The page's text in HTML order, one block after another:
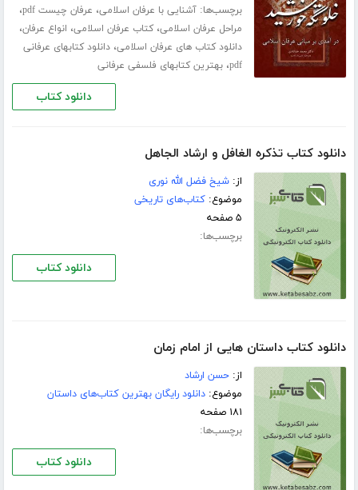
برچسب‌ها:آشنایی با عرفان اسلامی، عرفان چیست pdf ،
مراحل عرفان اسلامی،کتاب عرفان اسلامی، انواع عرفان،
دانلود کتاب های عرفان اسلامی،دانلود کتابهای عرفانی
pdf،بهترین کتابهای فلسفی عرفانی
دانلود کتاب
دانلود کتاب تذکره الغافل و ارشاد الجاهل
از:شیخ فضل الله نوری
موضوع:کتاب‌های تاریخی
۵ صفحه
برچسب‌ها:
دانلود کتاب
دانلود کتاب داستان هایی از امام زمان
از:حسن ارشاد
موضوع:دانلود رایگان بهترین کتاب‌های داستان
۱۸۱ صفحه
برچسب‌ها:
دانلود کتاب